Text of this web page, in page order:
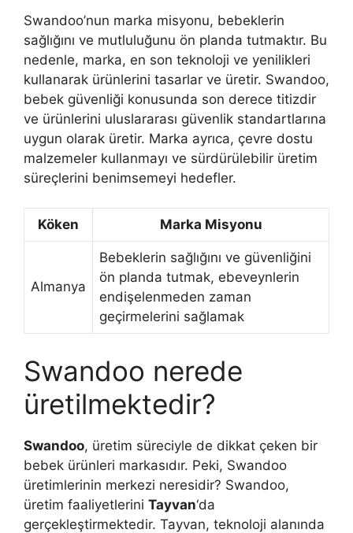
Swandoo’nun marka misyonu, bebeklerin
sağlığını ve mutluluğunu ön planda tutmaktır. Bu
nedenle, marka, en son teknoloji ve yenilikleri
kullanarak ürünlerini tasarlar ve üretir. Swandoo,
bebek güvenliği konusunda son derece titizdir
ve ürünlerini uluslararası güvenlik standartlarına
uygun olarak üretir. Marka ayrıca, çevre dostu
malzemeler kullanmayı ve sürdürülebilir üretim
süreçlerini benimsemeyi hedefler.
Köken Marka Misyonu
Almanya
Bebeklerin sağlığını ve güvenliğini
ön planda tutmak, ebeveynlerin
endişelenmeden zaman
geçirmelerini sağlamak
Swandoo nerede
üretilmektedir?
Swandoo, üretim süreciyle de dikkat çeken bir
bebek ürünleri markasıdır. Peki, Swandoo
üretimlerinin merkezi neresidir? Swandoo,
üretim faaliyetlerini Tayvan‘da
gerçekleştirmektedir. Tayvan, teknoloji alanında